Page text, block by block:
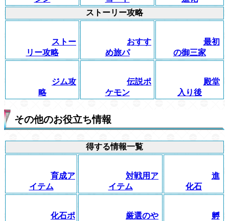
ストーリー攻略
ストー
リー攻略
おすす
め旅パ
最初
の御三家
ジム攻
略
伝説ポ
ケモン
殿堂
入り後
その他のお役立ち情報
得する情報一覧
育成ア
イテム
対戦用ア
イテム
進
化石
化石ポ
厳選のや
孵